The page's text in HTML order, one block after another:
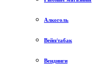
Алкоголь
Вейп/табак
Вендинги